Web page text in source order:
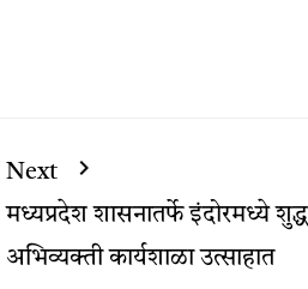
Next
मध्यप्रदेश शासनातर्फे इंदोरमध्ये शुद्ध
अभिव्यक्ती कार्यशाळा उत्साहात